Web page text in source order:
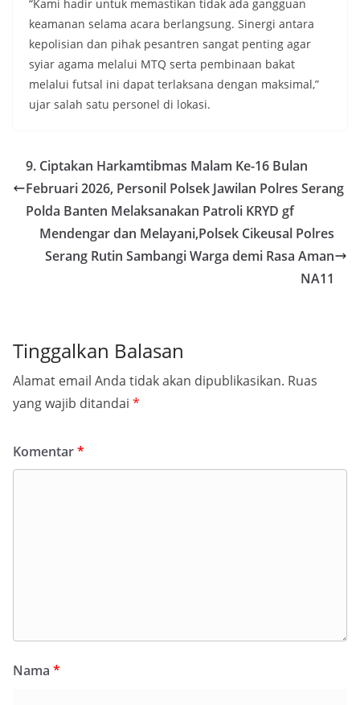
“Kami hadir untuk memastikan tidak ada gangguan
keamanan selama acara berlangsung. Sinergi antara
kepolisian dan pihak pesantren sangat penting agar
syiar agama melalui MTQ serta pembinaan bakat
melalui futsal ini dapat terlaksana dengan maksimal,”
ujar salah satu personel di lokasi.
9. Ciptakan Harkamtibmas Malam Ke-16 Bulan
Februari 2026, Personil Polsek Jawilan Polres Serang
Polda Banten Melaksanakan Patroli KRYD gf
Mendengar dan Melayani,Polsek Cikeusal Polres
Serang Rutin Sambangi Warga demi Rasa Aman
NA11
Tinggalkan Balasan
Alamat email Anda tidak akan dipublikasikan. Ruas
yang wajib ditandai *
Komentar*
Nama *